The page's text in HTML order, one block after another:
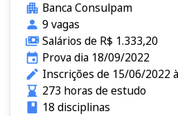
Banca Consulpam
9 vagas
Salários de R$ 1.333,20
Prova dia 18/09/2022
Inscrições de 15/06/2022
273 horas de estudo
18 disciplinas